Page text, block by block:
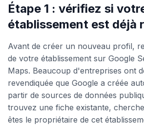
Étape 1 : vérifiez si
établissement est déjà
Avant de créer un nouveau profil,
de votre établissement sur Google
Maps. Beaucoup d'entreprises ont
revendiquée que Google a créée
partir de sources de données
trouvez une fiche existante,
êtes le propriétaire de cet